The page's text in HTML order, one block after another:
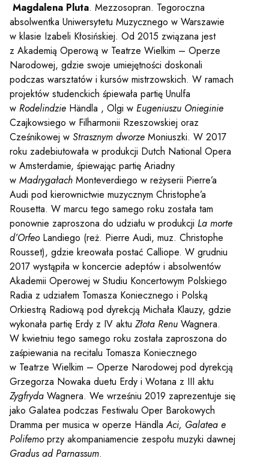
Magdalena Pluta. Mezzosopran. Tegoroczna
absolwentka Uniwersytetu Muzycznego w Warszawie
w klasie Izabeli Kłosińskiej. Od 2015 związana jest
z Akademią Operową w Teatrze Wielkim – Operze
Narodowej, gdzie swoje umiejętności doskonali
podczas warsztatów i kursów mistrzowskich. W ramach
projektów studenckich śpiewała partię Unulfa
w Rodelindzie Händla , Olgi w Eugeniuszu Onieginie
Czajkowsiego w Filharmonii Rzeszowskiej oraz
Cześnikowej w Strasznym dworze Moniuszki. W 2017
roku zadebiutowała w produkcji Dutch National Opera
w Amsterdamie, śpiewając partię Ariadny
w Madrygałach Monteverdiego w reżyserii Pierre’a
Audi pod kierownictwie muzycznym Christophe’a
Rousetta. W marcu tego samego roku została tam
ponownie zaproszona do udziału w produkcji La morte
d’Orfeo Landiego (reż. Pierre Audi, muz. Christophe
Rousset), gdzie kreowała postać Calliope. W grudniu
2017 wystąpiła w koncercie adeptów i absolwentów
Akademii Operowej w Studiu Koncertowym Polskiego
Radia z udziałem Tomasza Koniecznego i Polską
Orkiestrą Radiową pod dyrekcją Michała Klauzy, gdzie
wykonała partię Erdy z IV aktu Złota Renu Wagnera.
W kwietniu tego samego roku została zaproszona do
zaśpiewania na recitalu Tomasza Koniecznego
w Teatrze Wielkim – Operze Narodowej pod dyrekcją
Grzegorza Nowaka duetu Erdy i Wotana z III aktu
Zygfryda Wagnera. We wrześniu 2019 zaprezentuje się
jako Galatea podczas Festiwalu Oper Barokowych
Dramma per musica w operze HändlaAci, Galatea e
Polifemoprzy akompaniamencie zespołu muzyki dawnej
Gradus ad Parnassum.